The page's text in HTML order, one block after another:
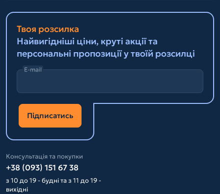
Твоя розсилка
Найвигідніші ціни, круті акції та
персональні пропозиції у твоїй розсилці
E-mail
Підписатись
Консультація та покупки
+38 (093) 151 67 38
з 10 до 19 - будні та з 11 до 19 -
вихідні